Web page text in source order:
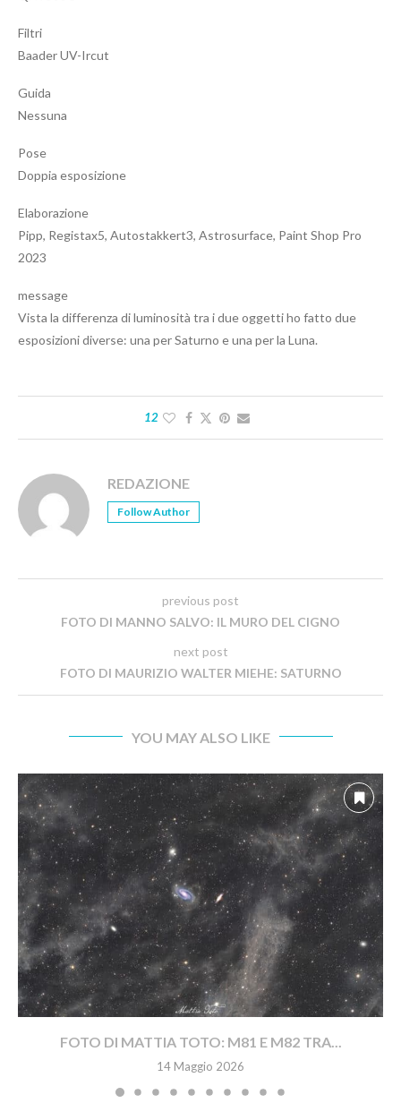
Filtri
Baader UV-Ircut
Guida
Nessuna
Pose
Doppia esposizione
Elaborazione
Pipp, Registax5, Autostakkert3, Astrosurface, Paint Shop Pro
2023
message
Vista la differenza di luminosità tra i due oggetti ho fatto due
esposizioni diverse: una per Saturno e una per la Luna.
12
REDAZIONE
Follow Author
previous post
FOTO DI MANNO SALVO: IL MURO DEL CIGNO
next post
FOTO DI MAURIZIO WALTER MIEHE: SATURNO
YOU MAY ALSO LIKE
FOTO DI MATTIA TOTO: M81 E M82 TRA...
14 Maggio 2026